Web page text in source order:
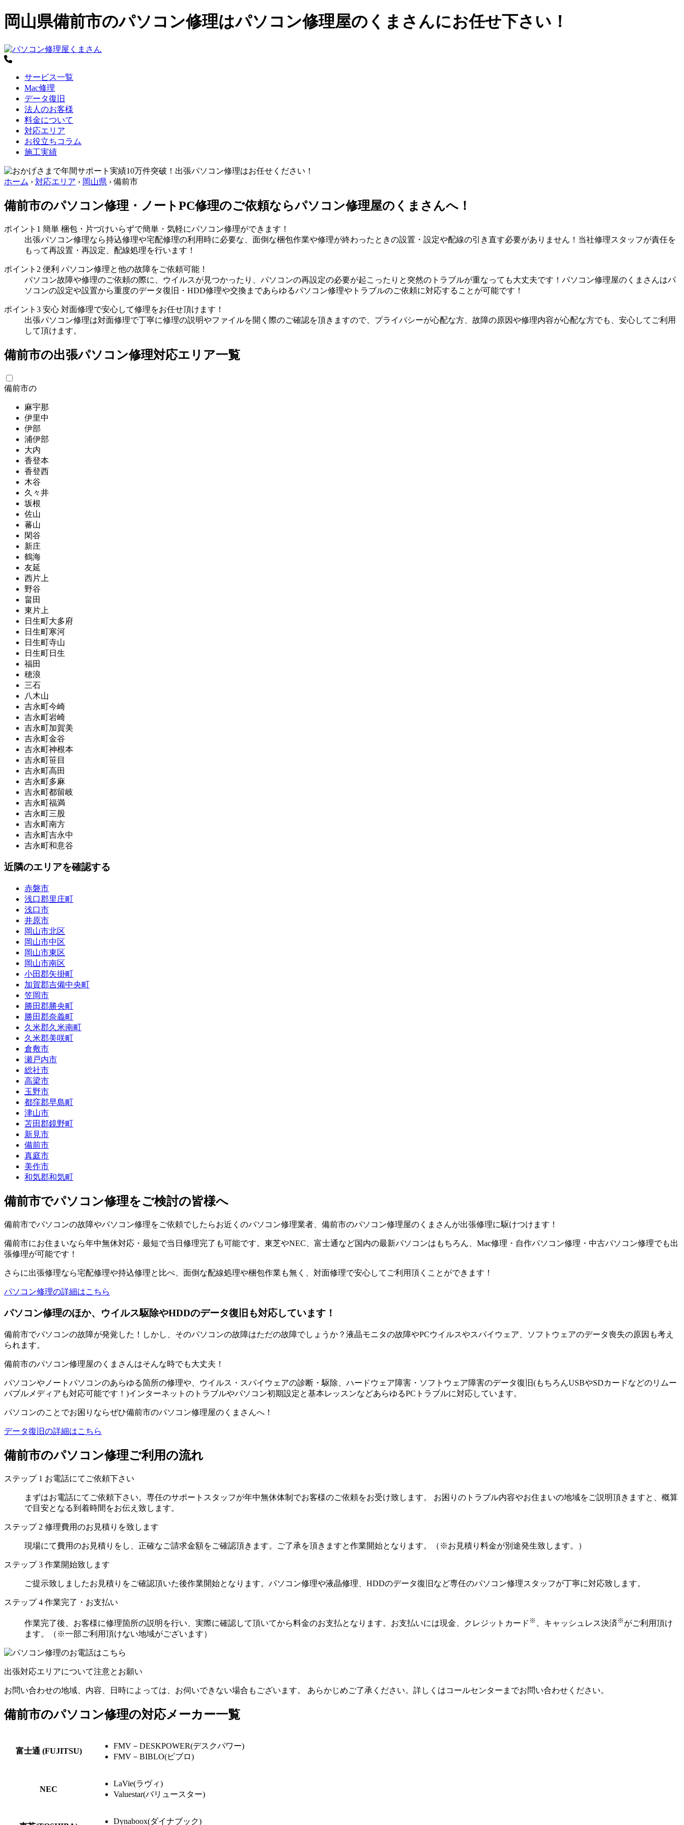
岡山県備前市のパソコン修理はパソコン修理屋のくまさんにお任せ下さい！
サービス一覧
Mac修理
データ復旧
法人のお客様
料金について
対応エリア
お役立ちコラム
施工実績
ホーム › 対応エリア › 岡山県 › 備前市
備前市のパソコン修理・ノートPC修理のご依頼ならパソコン修理屋のくまさんへ！
ポイント1 簡単 梱包・片づけいらずで簡単・気軽にパソコン修理ができます！
出張パソコン修理なら持込修理や宅配修理の利用時に必要な、面倒な梱包作業や修理が終わったときの設置・設定や配線の引き直す必要がありません！当社修理スタッフが責任を
もって再設置・再設定、配線処理を行います！
ポイント2 便利 パソコン修理と他の故障をご依頼可能！
パソコン故障や修理のご依頼の際に、ウイルスが見つかったり、パソコンの再設定の必要が起こったりと突然のトラブルが重なっても大丈夫です！パソコン修理屋のくまさんはパ
ソコンの設定や設置から重度のデータ復旧・HDD修理や交換まであらゆるパソコン修理やトラブルのご依頼に対応することが可能です！
ポイント3 安心 対面修理で安心して修理をお任せ頂けます！
出張パソコン修理は対面修理で丁寧に修理の説明やファイルを開く際のご確認を頂きますので、プライバシーが心配な方、故障の原因や修理内容が心配な方でも、安心してご利用
して頂けます。
備前市の出張パソコン修理対応エリア一覧
備前市の
麻宇那
伊里中
伊部
浦伊部
大内
香登本
香登西
木谷
久々井
坂根
佐山
蕃山
閑谷
新庄
鶴海
友延
西片上
野谷
畠田
東片上
日生町大多府
日生町寒河
日生町寺山
日生町日生
福田
穂浪
三石
八木山
吉永町今崎
吉永町岩崎
吉永町加賀美
吉永町金谷
吉永町神根本
吉永町笹目
吉永町高田
吉永町多麻
吉永町都留岐
吉永町福満
吉永町三股
吉永町南方
吉永町吉永中
吉永町和意谷
近隣のエリアを確認する
赤磐市
浅口郡里庄町
浅口市
井原市
岡山市北区
岡山市中区
岡山市東区
岡山市南区
小田郡矢掛町
加賀郡吉備中央町
笠岡市
勝田郡勝央町
勝田郡奈義町
久米郡久米南町
久米郡美咲町
倉敷市
瀬戸内市
総社市
高梁市
玉野市
都窪郡早島町
津山市
苫田郡鏡野町
新見市
備前市
真庭市
美作市
和気郡和気町
備前市でパソコン修理をご検討の皆様へ
備前市でパソコンの故障やパソコン修理をご依頼でしたらお近くのパソコン修理業者、備前市のパソコン修理屋のくまさんが出張修理に駆けつけます！
備前市にお住まいなら年中無休対応・最短で当日修理完了も可能です。東芝やNEC、富士通など国内の最新パソコンはもちろん、Mac修理・自作パソコン修理・中古パソコン修理でも出
張修理が可能です！
さらに出張修理なら宅配修理や持込修理と比べ、面倒な配線処理や梱包作業も無く、対面修理で安心してご利用頂くことができます！
パソコン修理の詳細はこちら
パソコン修理のほか、ウイルス駆除やHDDのデータ復旧も対応しています！
備前市でパソコンの故障が発覚した！しかし、そのパソコンの故障はただの故障でしょうか？液晶モニタの故障やPCウイルスやスパイウェア、ソフトウェアのデータ喪失の原因も考え
られます。
備前市のパソコン修理屋のくまさんはそんな時でも大丈夫！
パソコンやノートパソコンのあらゆる箇所の修理や、ウイルス・スパイウェアの診断・駆除、ハードウェア障害・ソフトウェア障害のデータ復旧(もちろんUSBやSDカードなどのリムー
バブルメディアも対応可能です！)インターネットのトラブルやパソコン初期設定と基本レッスンなどあらゆるPCトラブルに対応しています。
パソコンのことでお困りならぜひ備前市のパソコン修理屋のくまさんへ！
データ復旧の詳細はこちら
備前市のパソコン修理ご利用の流れ
ステップ 1 お電話にてご依頼下さい
まずはお電話にてご依頼下さい。専任のサポートスタッフが年中無休体制でお客様のご依頼をお受け致します。 お困りのトラブル内容やお住まいの地域をご説明頂きますと、概算
で目安となる到着時間をお伝え致します。
ステップ 2 修理費用のお見積りを致します
現場にて費用のお見積りをし、正確なご請求金額をご確認頂きます。ご了承を頂きますと作業開始となります。（※お見積り料金が別途発生致します。）
ステップ 3 作業開始致します
ご提示致しましたお見積りをご確認頂いた後作業開始となります。パソコン修理や液晶修理、HDDのデータ復旧など専任のパソコン修理スタッフが丁寧に対応致します。
ステップ 4 作業完了・お支払い
作業完了後、お客様に修理箇所の説明を行い、実際に確認して頂いてから料金のお支払となります。お支払いには現金、クレジットカード ※ 、キャッシュレス決済 ※ がご利用頂け
ます。（※一部ご利用頂けない地域がございます）
出張対応エリアについて注意とお願い
お問い合わせの地域、内容、日時によっては、お伺いできない場合もございます。 あらかじめご了承ください。詳しくはコールセンターまでお問い合わせください。
備前市のパソコン修理の対応メーカー一覧
富士通 (FUJITSU)
FMV－DESKPOWER(デスクパワー)
FMV－BIBLO(ビブロ)
NEC
LaVie(ラヴィ)
Valuestar(バリュースター)
Dynaboox(ダイナブック)